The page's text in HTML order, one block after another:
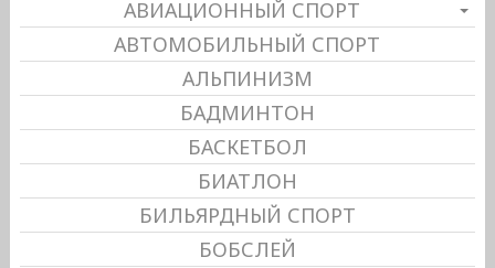
АВИАЦИОННЫЙ СПОРТ
АВТОМОБИЛЬНЫЙ СПОРТ
АЛЬПИНИЗМ
БАДМИНТОН
БАСКЕТБОЛ
БИАТЛОН
БИЛЬЯРДНЫЙ СПОРТ
БОБСЛЕЙ